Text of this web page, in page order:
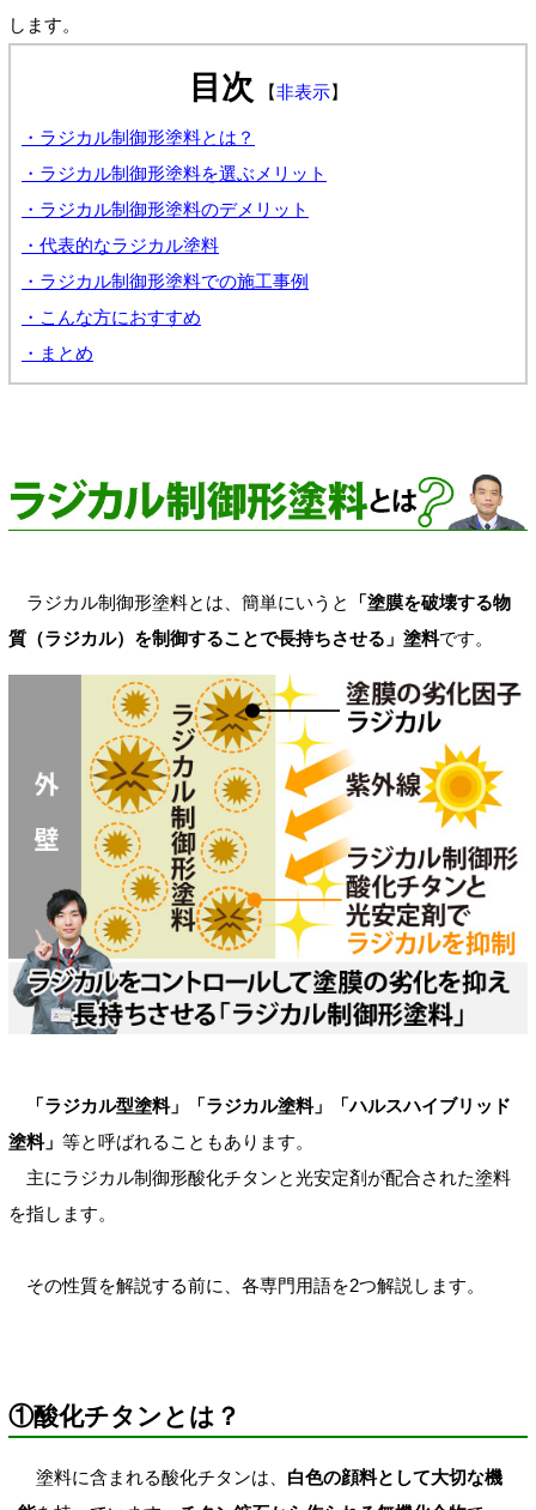
します。
目次 【非表示】
・ラジカル制御形塗料とは？
・ラジカル制御形塗料を選ぶメリット
・ラジカル制御形塗料のデメリット
・代表的なラジカル塗料
・ラジカル制御形塗料での施工事例
・こんな方におすすめ
・まとめ
ラジカル制御形塗料とは、簡単にいうと
「塗膜を破壊する物
質（ラジカル）を制御することで長持ちさせる」塗料です。
「ラジカル型塗料」「ラジカル塗料」「ハルスハイブリッド
塗料」 等と呼ばれることもあります。
主にラジカル制御形酸化チタンと光安定剤が配合された塗料
を指します。
その性質を解説する前に、各専門用語を2つ解説します。
①酸化チタンとは？
塗料に含まれる酸化チタンは、 白色の顔料として大切な機